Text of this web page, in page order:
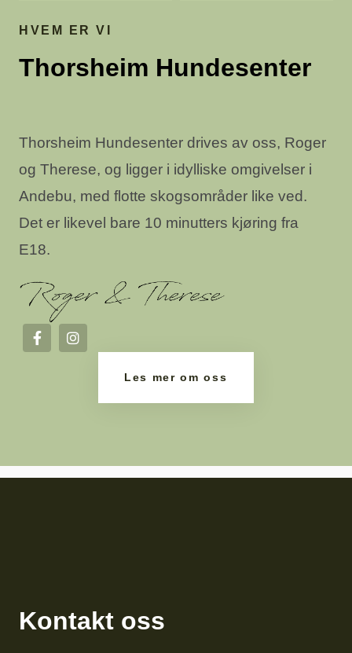
HVEM ER VI
Thorsheim Hundesenter
Thorsheim Hundesenter drives av oss, Roger
og Therese, og ligger i idylliske omgivelser i
Andebu, med flotte skogsområder like ved.
Det er likevel bare 10 minutters kjøring fra
E18.
Les mer om oss
Kontakt oss